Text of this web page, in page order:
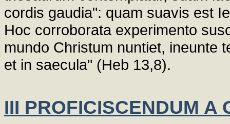
cordis gaudia": quam suavis est
Hoc corroborata experimento
mundo Christum nuntiet, ineunte
et in saecula" (Heb 13,8).
III PROFICISCENDUM A